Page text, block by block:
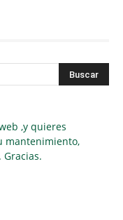
,y quieres
mantenimiento,